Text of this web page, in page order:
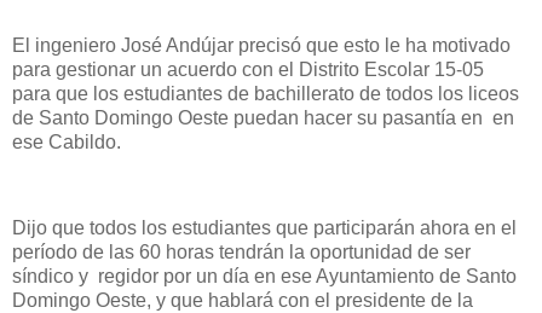
El ingeniero José Andújar precisó que esto le ha motivado
para gestionar un acuerdo con el Distrito Escolar 15-05
para que los estudiantes de bachillerato de todos los liceos
de Santo Domingo Oeste puedan hacer su pasantía en en
ese Cabildo.
Dijo que todos los estudiantes que participarán ahora en el
período de las 60 horas tendrán la oportunidad de ser
síndico y regidor por un día en ese Ayuntamiento de Santo
Domingo Oeste, y que hablará con el presidente de la